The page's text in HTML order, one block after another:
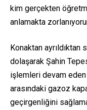
kim gerçekten
anlamakta
Konaktan ayrıldıktan
dolaşarak Şahin
işlemleri devam
arasındaki gazoz
geçirgenliğini